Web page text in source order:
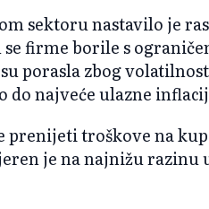
sektoru nastavilo je
se firme borile s
porasla zbog
do najveće ulazne
prenijeti troškove na
je na najnižu razinu